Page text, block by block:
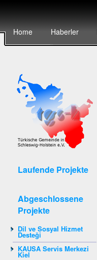
Home Haberler
Laufende Projekte
Abgeschlossene
Projekte
Dil ve Sosyal Hizmet
Desteği
KAUSA Servis Merkezi
Kiel